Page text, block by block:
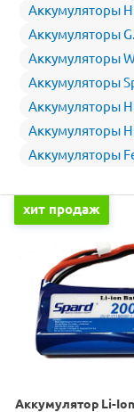
Аккумуляторы
Аккумуляторы
Аккумуляторы
Аккумуляторы
Аккумуляторы
Аккумуляторы
Аккумуляторы
хит продаж
Аккумулятор Li-